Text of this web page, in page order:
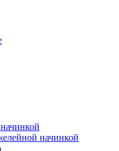
начинкой